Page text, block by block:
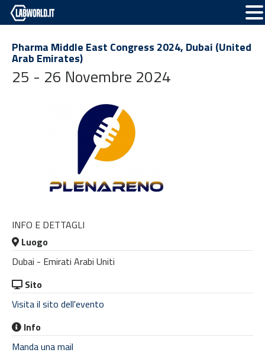
Pharma Middle East Congress 2024, Dubai (United
Arab Emirates)
25 - 26 Novembre 2024
INFO E DETTAGLI
Luogo
Dubai - Emirati Arabi Uniti
Sito
Visita il sito dell'evento
Info
Manda una mail